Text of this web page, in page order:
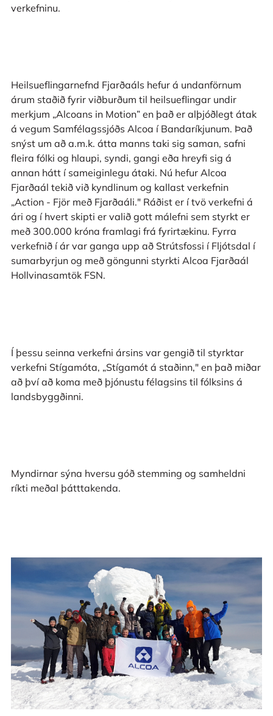
verkefninu.
Heilsueflingarnefnd Fjarðaáls hefur á undanförnum
árum staðið fyrir viðburðum til heilsueflingar undir
merkjum „Alcoans in Motion” en það er alþjóðlegt átak
á vegum Samfélagssjóðs Alcoa í Bandaríkjunum. Það
snýst um að a.m.k. átta manns taki sig saman, safni
fleira fólki og hlaupi, syndi, gangi eða hreyfi sig á
annan hátt í sameiginlegu átaki. Nú hefur Alcoa
Fjarðaál tekið við kyndlinum og kallast verkefnin
„Action - Fjör með Fjarðaáli." Ráðist er í tvö verkefni á
ári og í hvert skipti er valið gott málefni sem styrkt er
með 300.000 króna framlagi frá fyrirtækinu. Fyrra
verkefnið í ár var ganga upp að Strútsfossi í Fljótsdal í
sumarbyrjun og með göngunni styrkti Alcoa Fjarðaál
Hollvinasamtök FSN.
Í þessu seinna verkefni ársins var gengið til styrktar
verkefni Stígamóta, „Stígamót á staðinn," en það miðar
að því að koma með þjónustu félagsins til fólksins á
landsbyggðinni.
Myndirnar sýna hversu góð stemming og samheldni
ríkti meðal þátttakenda.